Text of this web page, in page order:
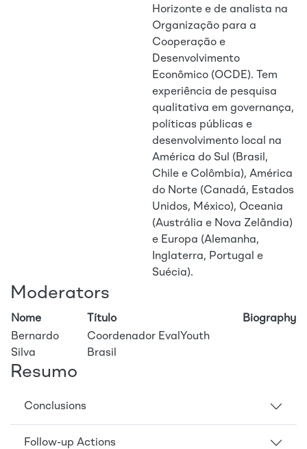
Horizonte e de analista na
Organização para a
Cooperação e
Desenvolvimento
Econômico (OCDE). Tem
experiência de pesquisa
qualitativa em governança,
políticas públicas e
desenvolvimento local na
América do Sul (Brasil,
Chile e Colômbia), América
do Norte (Canadá, Estados
Unidos, México), Oceania
(Austrália e Nova Zelândia)
e Europa (Alemanha,
Inglaterra, Portugal e
Suécia).
Moderators
Nome Título
Biography
Bernardo
Silva
Coordenador EvalYouth
Brasil
Resumo
Conclusions
Follow-up Actions